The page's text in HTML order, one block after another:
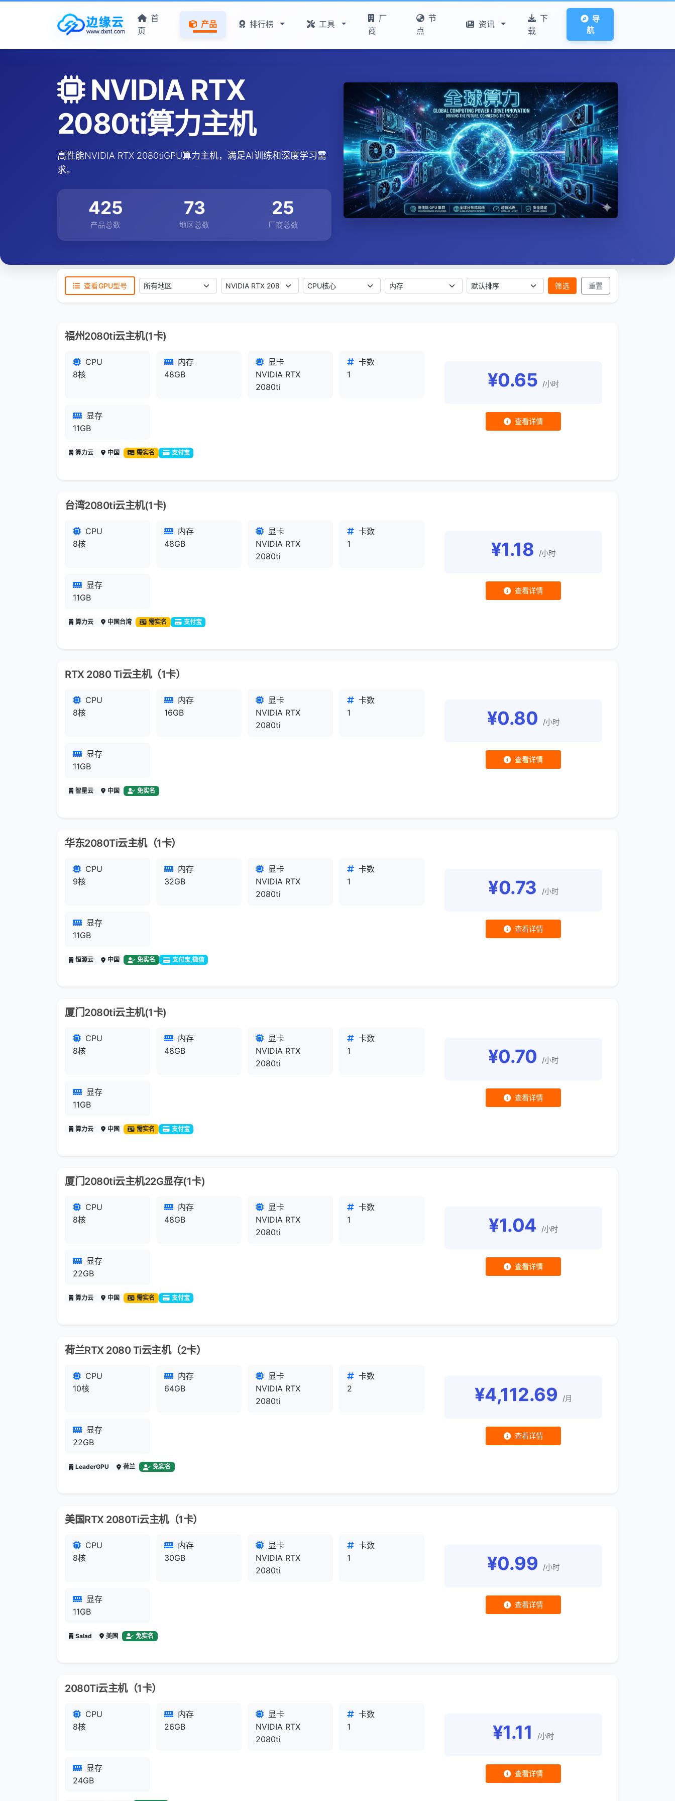
首
页
产品 排行榜 工具
厂
商
节
点
资讯
下
载
导
航
NVIDIA RTX
2080ti算力主机
高性能NVIDIA RTX 2080tiGPU算力主机，满足AI训练和深度学习需
求。
425
产品总数
73
地区总数
25
厂商总数
查看GPU型号 地区 GPU型号 CPU核心 内存大小 排序方式 筛选 重置
福州2080ti云主机(1卡)
CPU
8核
内存
48GB
显卡
NVIDIA RTX
2080ti
卡数
1
显存
11GB
算力云 中国 需实名 支付宝
¥0.65 /小时
查看详情
台湾2080ti云主机(1卡)
CPU
8核
内存
48GB
显卡
NVIDIA RTX
2080ti
卡数
1
显存
11GB
算力云 中国台湾 需实名 支付宝
¥1.18 /小时
查看详情
RTX 2080 Ti云主机（1卡）
CPU
8核
内存
16GB
显卡
NVIDIA RTX
2080ti
卡数
1
显存
11GB
智星云 中国 免实名
¥0.80 /小时
查看详情
华东2080Ti云主机（1卡）
CPU
9核
内存
32GB
显卡
NVIDIA RTX
2080ti
卡数
1
显存
11GB
恒源云 中国 免实名 支付宝,微信
¥0.73 /小时
查看详情
厦门2080ti云主机(1卡)
CPU
8核
内存
48GB
显卡
NVIDIA RTX
2080ti
卡数
1
显存
11GB
算力云 中国 需实名 支付宝
¥0.70 /小时
查看详情
厦门2080ti云主机22G显存(1卡)
CPU
8核
内存
48GB
显卡
NVIDIA RTX
2080ti
卡数
1
显存
22GB
算力云 中国 需实名 支付宝
¥1.04 /小时
查看详情
荷兰RTX 2080 Ti云主机（2卡）
CPU
10核
内存
64GB
显卡
NVIDIA RTX
2080ti
卡数
2
显存
22GB
LeaderGPU 荷兰 免实名
¥4,112.69 /月
查看详情
美国RTX 2080Ti云主机（1卡）
CPU
8核
内存
30GB
显卡
NVIDIA RTX
2080ti
卡数
1
显存
11GB
Salad 美国 免实名
¥0.99 /小时
查看详情
2080Ti云主机（1卡）
CPU
8核
内存
26GB
显卡
NVIDIA RTX
2080ti
卡数
1
显存
24GB
¥1.11 /小时
查看详情